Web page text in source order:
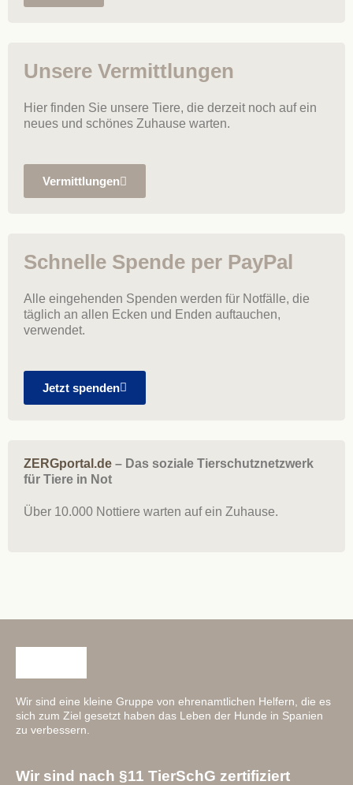
Unsere Vermittlungen
Hier finden Sie unsere Tiere, die derzeit noch auf ein
neues und schönes Zuhause warten.
Vermittlungen
Schnelle Spende per PayPal
Alle eingehenden Spenden werden für Notfälle, die
täglich an allen Ecken und Enden auftauchen,
verwendet.
Jetzt spenden
ZERGportal.de – Das soziale Tierschutznetzwerk
für Tiere in Not
Über 10.000 Nottiere warten auf ein Zuhause.
Wir sind eine kleine Gruppe von ehrenamtlichen Helfern, die es
sich zum Ziel gesetzt haben das Leben der Hunde in Spanien
zu verbessern.
Wir sind nach §11 TierSchG zertifiziert